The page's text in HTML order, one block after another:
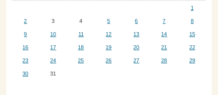
1
2 3 4 5 6 7 8
9 10 11 12 13 14 15
16 17 18 19 20 21 22
23 24 25 26 27 28 29
30 31